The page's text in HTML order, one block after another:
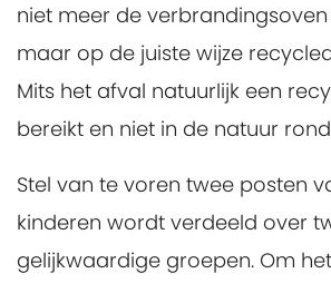
niet meer de
maar op de juiste wijze
Mits het afval natuurlijk een
bereikt en niet in de natuur
Stel van te voren twee posten
kinderen wordt verdeeld over
gelijkwaardige groepen. Om